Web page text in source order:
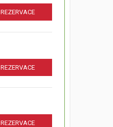
REZERVACE
REZERVACE
REZERVACE